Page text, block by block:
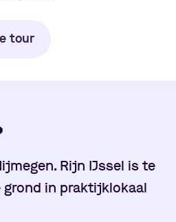
tour
Rijn IJssel is te
in praktijklokaal